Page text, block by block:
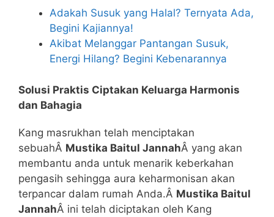
Adakah Susuk yang Halal? Ternyata Ada,
Begini Kajiannya!
Akibat Melanggar Pantangan Susuk,
Energi Hilang? Begini Kebenarannya
Solusi Praktis Ciptakan Keluarga Harmonis
dan Bahagia
Kang masrukhan telah menciptakan
sebuahÂ Mustika Baitul JannahÂ yang akan
membantu anda untuk menarik keberkahan
pengasih sehingga aura keharmonisan akan
terpancar dalam rumah Anda.Â Mustika Baitul
JannahÂ ini telah diciptakan oleh Kang